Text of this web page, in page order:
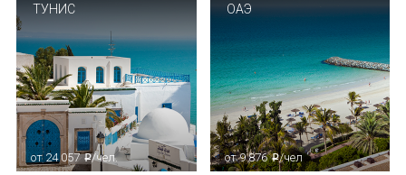
ТУНИС
от 24 057p/чел.
ОАЭ
от 9 876p/чел